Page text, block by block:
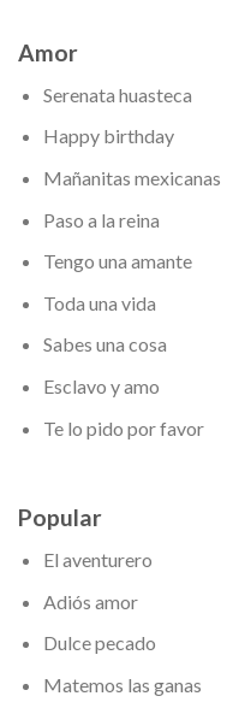
Amor
Serenata huasteca
Happy birthday
Mañanitas mexicanas
Paso a la reina
Tengo una amante
Toda una vida
Sabes una cosa
Esclavo y amo
Te lo pido por favor
Popular
El aventurero
Adiós amor
Dulce pecado
Matemos las ganas